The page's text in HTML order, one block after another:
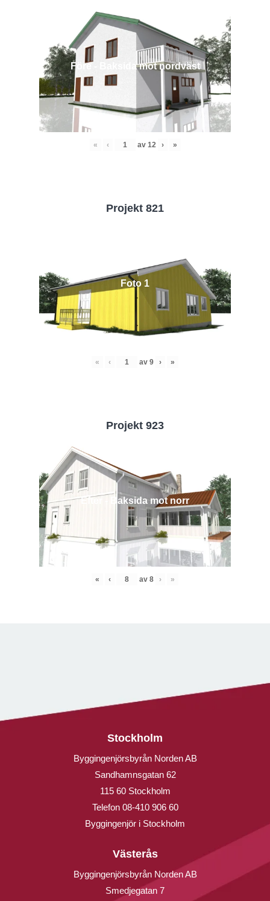
Före - Baksida mot nordväst
« ‹ av 12 › »
Projekt 821
Foto 1
« ‹ av 9 › »
Projekt 923
Efter - Baksida mot norr
« ‹ av 8 › »
Stockholm
Byggingenjörsbyrån Norden AB
Sandhamnsgatan 62
115 60 Stockholm
Telefon 08-410 906 60
Byggingenjör i Stockholm
Västerås
Byggingenjörsbyrån Norden AB
Smedjegatan 7